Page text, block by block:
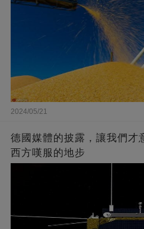
2024/05/21
德國媒體的披露，讓我們才
西方嘆服的地步